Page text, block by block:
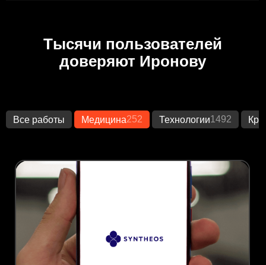
Тысячи пользователей
доверяют Иронову
Все работы Медицина252 Технологии1492